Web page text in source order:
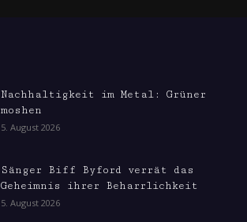
Nachhaltigkeit im Metal: Grüner
moshen
5. August 2026
Sänger Biff Byford verrät das
Geheimnis ihrer Beharrlichkeit
5. August 2026